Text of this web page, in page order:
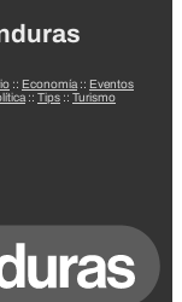
:: Economía :: Eventos
:: Tips :: Turismo